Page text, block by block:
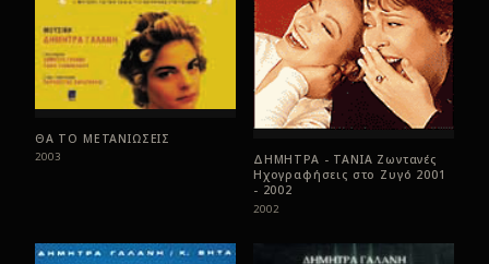
ΘΑ ΤΟ ΜΕΤΑΝΙΩΣΕΙΣ
2003
ΔΗΜΗΤΡΑ - ΤΑΝΙΑ Ζωντανές
Ηχογραφήσεις στο Ζυγό 2001
- 2002
2002